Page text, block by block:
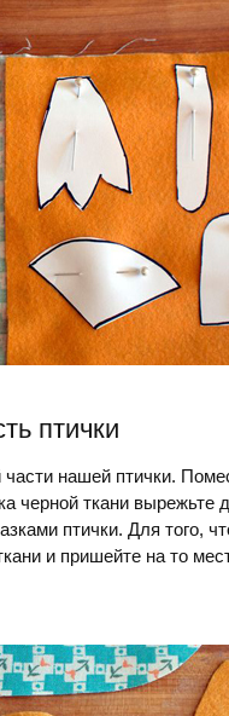
птички
нашей птички.
черной ткани вырежьте
птички. Для того,
и пришейте на то